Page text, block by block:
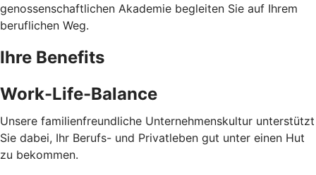
genossenschaftlichen Akademie begleiten Sie auf Ihrem
beruflichen Weg.
Ihre Benefits
Work-Life-Balance
Unsere familienfreundliche Unternehmenskultur unterstützt
Sie dabei, Ihr Berufs- und Privatleben gut unter einen Hut
zu bekommen.